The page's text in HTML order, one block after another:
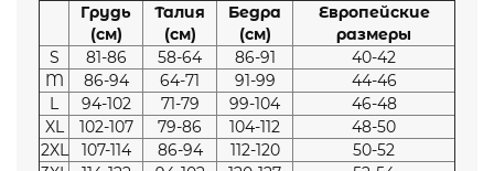
Грудь
(см)
Талия
(см)
Бедра
(см)
Европейские
размеры
S
81-86 58-64 86-91
40-42
M
86-94 64-71 91-99
44-46
L
94-102 71-79 99-104
46-48
XL
102-107 79-86 104-112
48-50
2XL
107-114 86-94 112-120
50-52